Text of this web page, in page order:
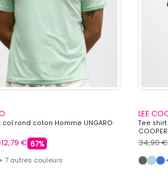
col rond coton Homme UNGARO
12,79 € 67%
7 autres couleurs
LEE
Tee
COOPER
34,90 €